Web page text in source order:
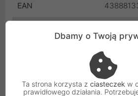
EAN
producenta
Osoba odpowiedzialna i bezpieczeństwo
Uniwersalna informacja o
Dbamy o Twoją
Ta strona korzysta z ciasteczek w
prawidłowego działania.